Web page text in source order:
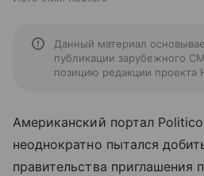
Данный материал
публикации зарубежного
позицию редакции проекта
Американский портал Politico
неоднократно пытался
правительства приглашения